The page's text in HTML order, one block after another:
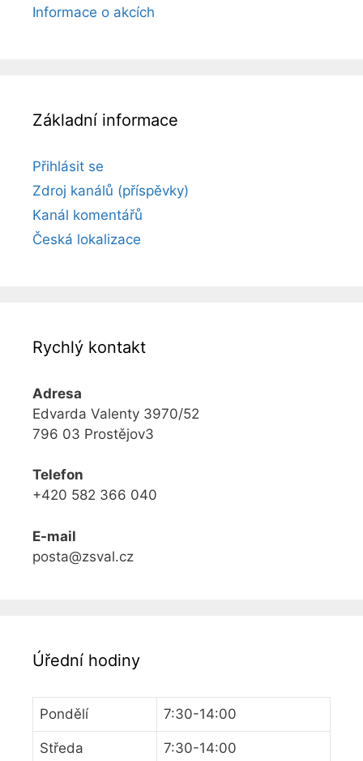
Informace o akcích
Základní informace
Přihlásit se
Zdroj kanálů (příspěvky)
Kanál komentářů
Česká lokalizace
Rychlý kontakt
Adresa
Edvarda Valenty 3970/52
796 03 Prostějov3
Telefon
+420 582 366 040
E-mail
posta@zsval.cz
Úřední hodiny
Pondělí 7:30-14:00
Středa 7:30-14:00